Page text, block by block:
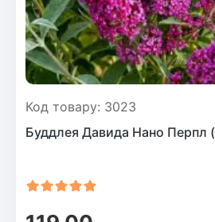
Код товару: 3023
Буддлея Давида Нано Перпл